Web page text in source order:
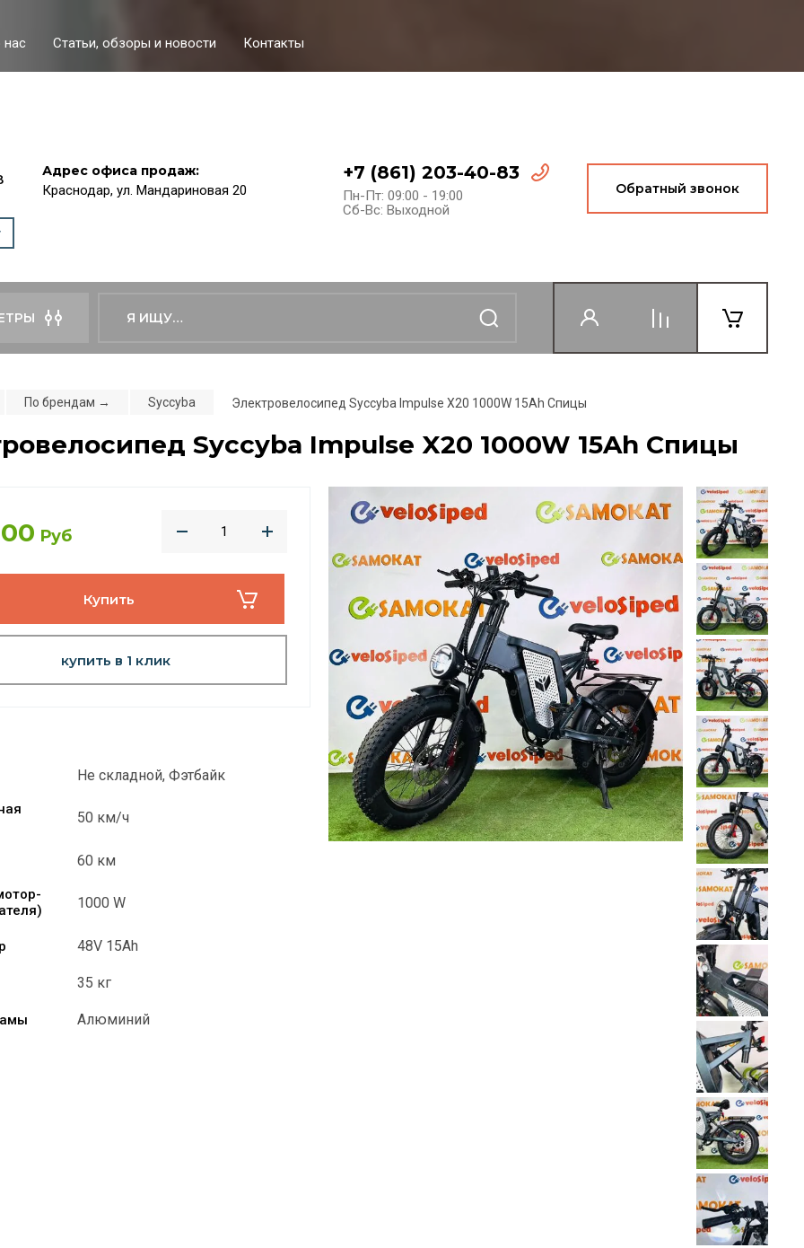
Статьи, обзоры и новости Контакты
Адрес офиса продаж:
Краснодар, ул. Мандариновая 20
+7 (861) 203-40-83
Пн-Пт: 09:00 - 19:00
Сб-Вс: Выходной
Обратный звонок
По брендам → Syccyba Электровелосипед Syccyba Impulse X20 1000W 15Ah Спицы
Syccyba Impulse X20 1000W 15Ah Спицы
Руб
Купить
купить в 1 клик
Не складной, Фэтбайк
50 км/ч
60 км
1000 W
48V 15Ah
35 кг
Алюминий